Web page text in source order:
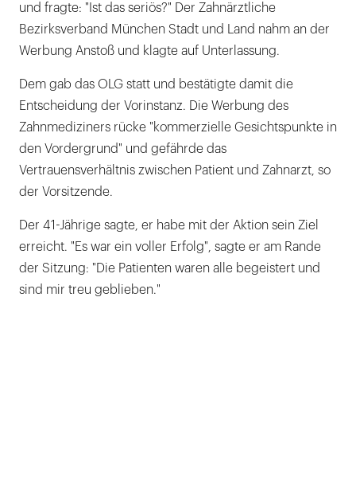
und fragte: "Ist das seriös?" Der Zahnärztliche
Bezirksverband München Stadt und Land nahm an der
Werbung Anstoß und klagte auf Unterlassung.
Dem gab das OLG statt und bestätigte damit die
Entscheidung der Vorinstanz. Die Werbung des
Zahnmediziners rücke "kommerzielle Gesichtspunkte in
den Vordergrund" und gefährde das
Vertrauensverhältnis zwischen Patient und Zahnarzt, so
der Vorsitzende.
Der 41-Jährige sagte, er habe mit der Aktion sein Ziel
erreicht. "Es war ein voller Erfolg", sagte er am Rande
der Sitzung: "Die Patienten waren alle begeistert und
sind mir treu geblieben."